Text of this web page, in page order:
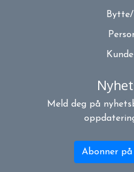
Meld deg på
Abonner